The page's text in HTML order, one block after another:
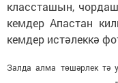
классташын,
кемдер Апастан
кемдер истәлеккә
Залда алма төшәрлек тә